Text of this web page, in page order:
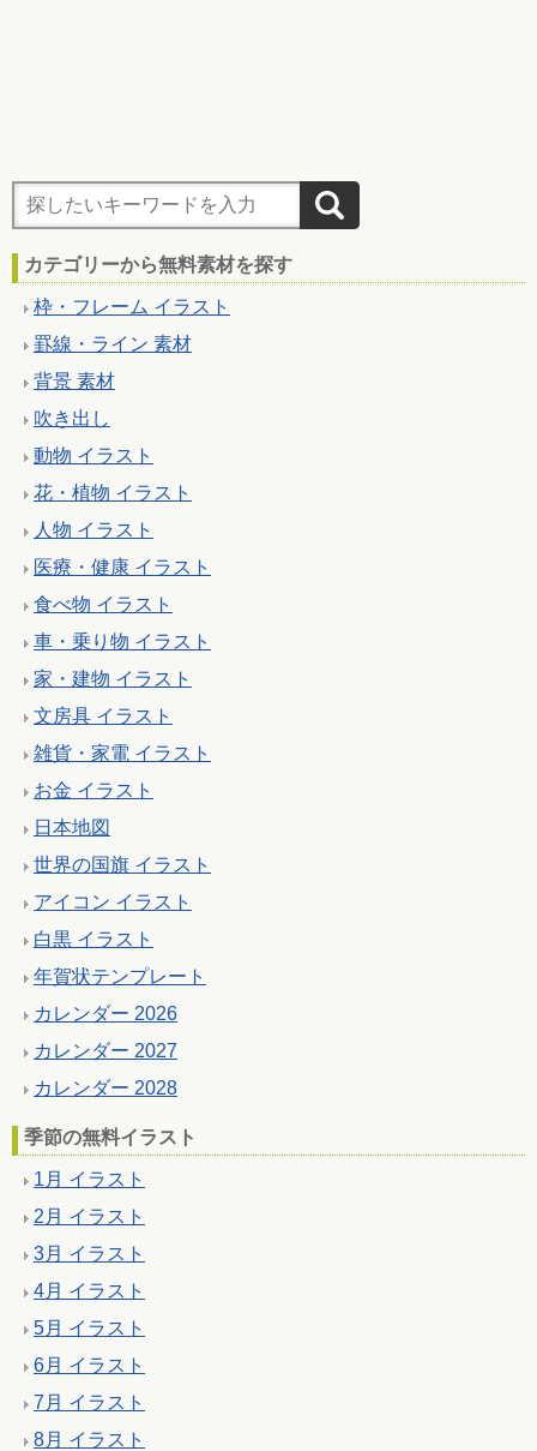
カテゴリーから無料素材を探す
枠・フレーム イラスト
罫線・ライン 素材
背景 素材
吹き出し
動物 イラスト
花・植物 イラスト
人物 イラスト
医療・健康 イラスト
食べ物 イラスト
車・乗り物 イラスト
家・建物 イラスト
文房具 イラスト
雑貨・家電 イラスト
お金 イラスト
日本地図
世界の国旗 イラスト
アイコン イラスト
白黒 イラスト
年賀状テンプレート
カレンダー 2026
カレンダー 2027
カレンダー 2028
季節の無料イラスト
1月 イラスト
2月 イラスト
3月 イラスト
4月 イラスト
5月 イラスト
6月 イラスト
7月 イラスト
8月 イラスト